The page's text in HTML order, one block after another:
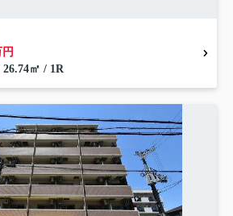
26.74㎡ / 1R